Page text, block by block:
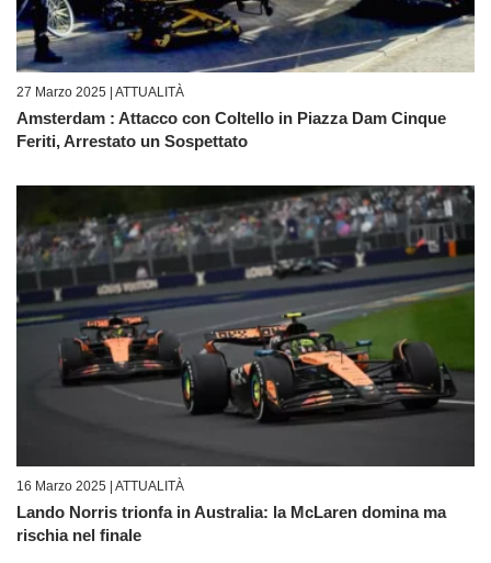
27 Marzo 2025 | ATTUALITÀ
Amsterdam : Attacco con Coltello in Piazza Dam Cinque
Feriti, Arrestato un Sospettato
16 Marzo 2025 | ATTUALITÀ
Lando Norris trionfa in Australia: la McLaren domina ma
rischia nel finale